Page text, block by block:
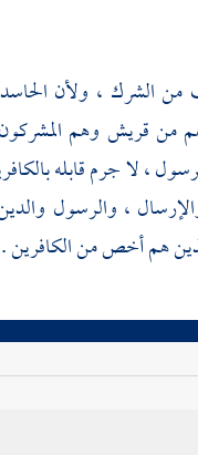
من الشرك ، ولأن
منقريش وهم
، لا جرم قابله
، والرسول
هم أخص من الكافرين .